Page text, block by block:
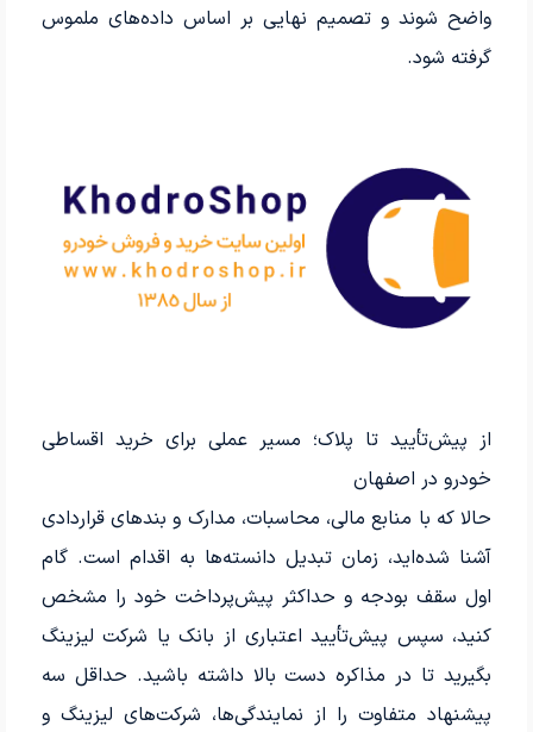
واضح شوند و تصمیم نهایی بر اساس داده‌های ملموس
گرفته شود.
از پیش‌تأیید تا پلاک؛ مسیر عملی برای خرید اقساطی
خودرو در اصفهان
حالا که با منابع مالی، محاسبات، مدارک و بندهای قراردادی
آشنا شده‌اید، زمان تبدیل دانسته‌ها به اقدام است. گام
اول سقف بودجه و حداکثر پیش‌پرداخت خود را مشخص
کنید، سپس پیش‌تأیید اعتباری از بانک یا شرکت لیزینگ
بگیرید تا در مذاکره دست بالا داشته باشید. حداقل سه
پیشنهاد متفاوت را از نمایندگی‌ها، شرکت‌های لیزینگ و